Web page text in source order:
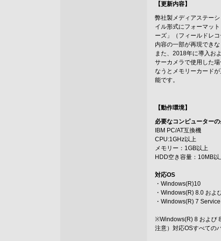
【更新内容】
弊社製メディアステー
イル形式にフォーマッ
ーズ」（フィールドレ
内容の一部が再現でき
また、2018年に導入お
サーカメラで使用した
なうとメモリーカード
能です。
【動作環境】
必要なコンピューター
IBM PC/AT互換機
CPU:1GHz以上
メモリー：1GB以上
HDD空き容量：10MB以
対応OS
・Windows(R)10
・Windows(R) 8.0 およ
・Windows(R) 7
※Windows(R) 8 および
注意）対応OSすべての